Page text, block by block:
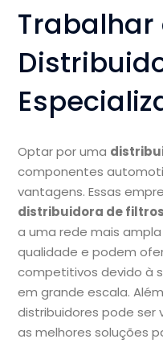
Trabalhar
Optar por uma
componentes
vantagens. Essas
distribuidora de
a uma rede mais
qualidade e podem
competitivos devido à
em grande escala.
distribuidores pode ser
as melhores soluções